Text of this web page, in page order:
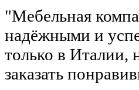
"Мебельная
надёжными и
только в
заказать